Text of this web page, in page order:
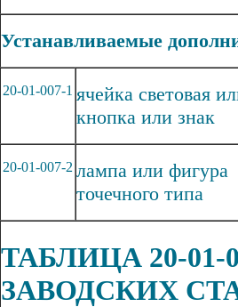
Устанавливаемые
20-01-007-1 ячейка световая
кнопка или знак
20-01-007-2 лампа или фигура
точечного типа
ТАБЛИЦА 20-
ЗАВОДСКИХ